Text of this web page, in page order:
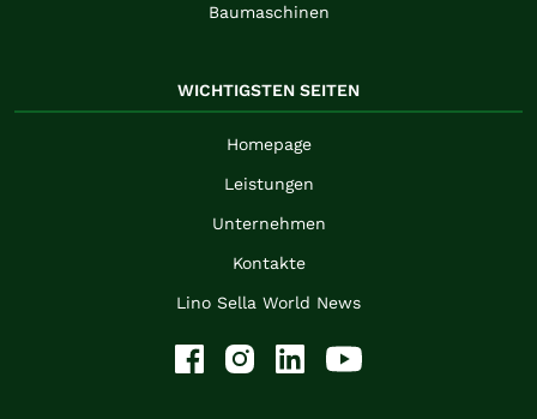
Baumaschinen
WICHTIGSTEN SEITEN
Homepage
Leistungen
Unternehmen
Kontakte
Lino Sella World News